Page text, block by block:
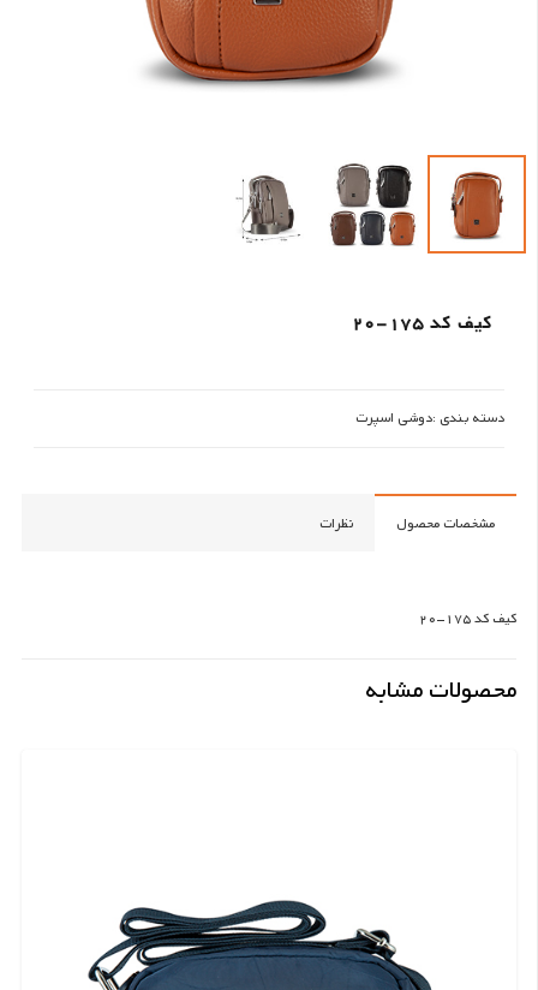
کیف کد 175-20
دسته بندی :دوشی اسپرت
مشخصات محصول نظرات
کیف کد 175-20
محصولات مشابه